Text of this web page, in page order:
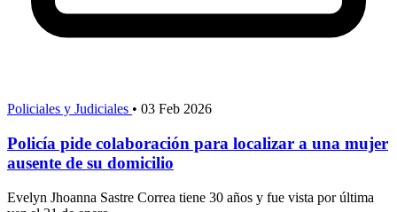
Policiales y Judiciales • 03 Feb 2026
Policía pide colaboración para localizar a una mujer
ausente de su domicilio
Evelyn Jhoanna Sastre Correa tiene 30 años y fue vista por última